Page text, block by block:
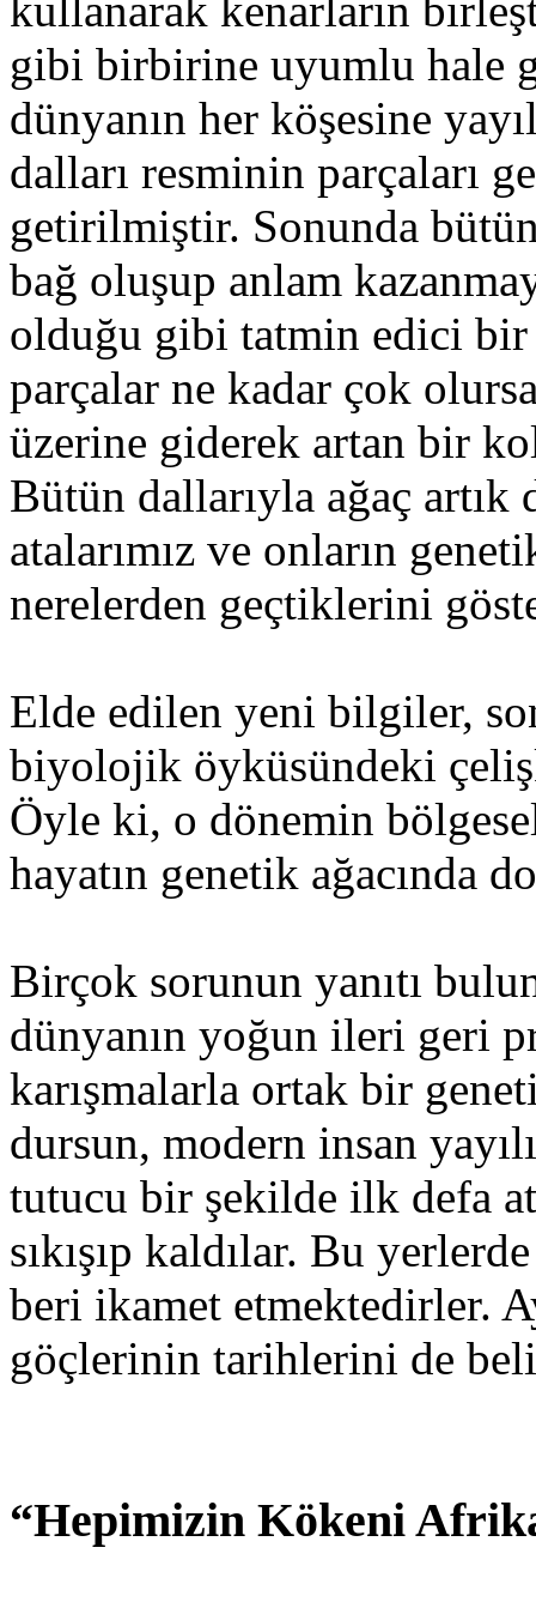
kullanarak kenarların
gibi birbirine uyumlu hale
dünyanın her köşesine
dalları resminin parçaları
getirilmiştir. Sonunda bütün
bağ oluşup anlam
olduğu gibi tatmin edici
parçalar ne kadar çok
üzerine giderek artan bir
Bütün dallarıyla ağaç artık
atalarımız ve onların
nerelerden geçtiklerini
Elde edilen yeni bilgiler,
biyolojik öyküsündeki
Öyle ki, o dönemin
hayatın genetik ağacında
Birçok sorunun yanıtı
dünyanın yoğun ileri geri
karışmalarla ortak bir
dursun, modern insan
tutucu bir şekilde ilk defa
sıkışıp kaldılar. Bu
beri ikamet etmektedirler.
göçlerinin tarihlerini de
“Hepimizin Kökeni